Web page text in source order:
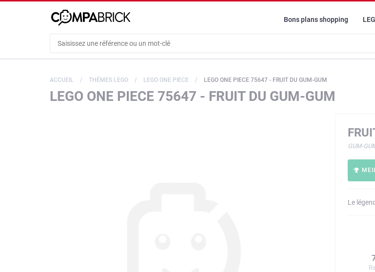
Bons plans shopping
ACCUEIL THÈMES LEGO LEGO ONE PIECE LEGO ONE PIECE 75647 - FRUIT DU GUM-GUM
LEGO ONE PIECE 75647 - FRUIT DU GUM-GUM
GUM-
Le